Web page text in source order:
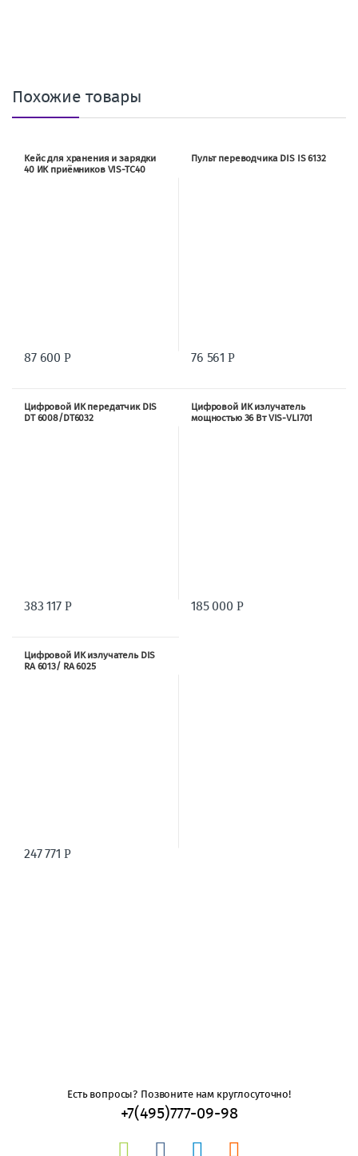
Похожие товары
Кейс для хранения и зарядки
40 ИК приёмников VIS-TC40
87 600Р
Пульт переводчика DIS IS 6132
76 561Р
Цифровой ИК передатчик DIS
DT 6008/DT6032
383 117 Р
Цифровой ИК излучатель
мощностью 36 Вт VIS-VLI701
185 000 Р
Цифровой ИК излучатель DIS
RA 6013/ RA 6025
247 771 Р
Есть вопросы? Позвоните нам круглосуточно!
+7(495)777-09-98